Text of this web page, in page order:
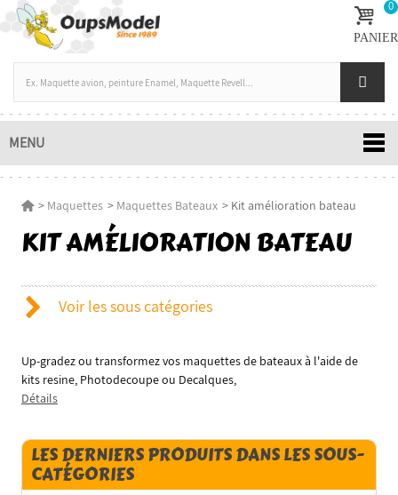
0
PANIER
MENU
> Maquettes > Maquettes Bateaux > Kit amélioration bateau
KIT AMÉLIORATION BATEAU
Voir les sous catégories
Up-gradez ou transformez vos maquettes de bateaux à l'aide de
kits resine, Photodecoupe ou Decalques,
Détails
LES DERNIERS PRODUITS DANS LES SOUS-
CATÉGORIES